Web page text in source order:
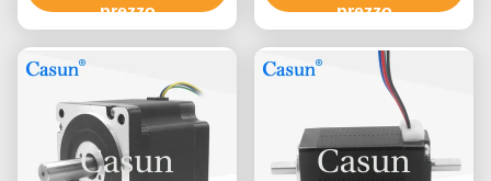
grado 86mm
prezzo prezzo